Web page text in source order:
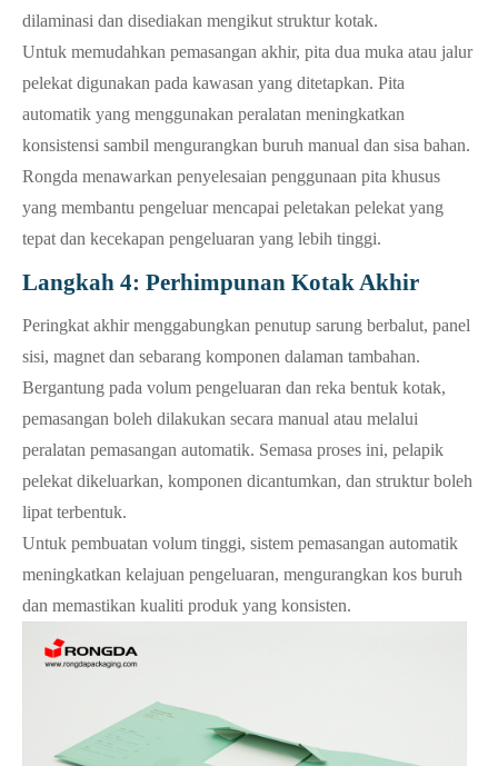
dilaminasi dan disediakan mengikut struktur kotak.
Untuk memudahkan pemasangan akhir, pita dua muka atau jalur
pelekat digunakan pada kawasan yang ditetapkan. Pita
automatik yang menggunakan peralatan meningkatkan
konsistensi sambil mengurangkan buruh manual dan sisa bahan.
Rongda menawarkan penyelesaian penggunaan pita khusus
yang membantu pengeluar mencapai peletakan pelekat yang
tepat dan kecekapan pengeluaran yang lebih tinggi.
Langkah 4: Perhimpunan Kotak Akhir
Peringkat akhir menggabungkan penutup sarung berbalut, panel
sisi, magnet dan sebarang komponen dalaman tambahan.
Bergantung pada volum pengeluaran dan reka bentuk kotak,
pemasangan boleh dilakukan secara manual atau melalui
peralatan pemasangan automatik. Semasa proses ini, pelapik
pelekat dikeluarkan, komponen dicantumkan, dan struktur boleh
lipat terbentuk.
Untuk pembuatan volum tinggi, sistem pemasangan automatik
meningkatkan kelajuan pengeluaran, mengurangkan kos buruh
dan memastikan kualiti produk yang konsisten.